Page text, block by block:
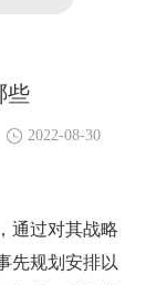
些
2022-08-30
通过对其战略
先规划安排以